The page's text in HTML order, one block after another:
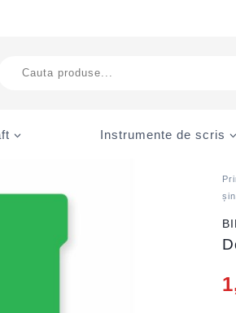
search
Instrumente de scris